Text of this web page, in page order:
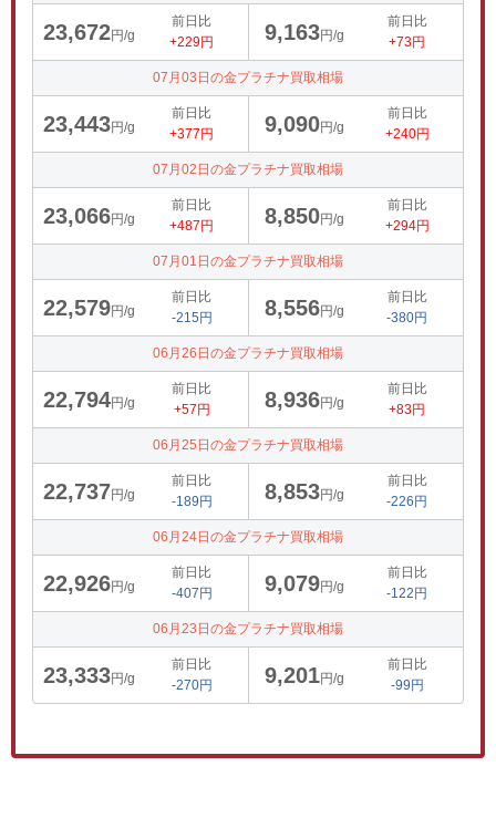
23,672円/g
前日比
+229円
9,163円/g
前日比
+73円
07月03日の金プラチナ買取相場
23,443円/g
前日比
+377円
9,090円/g
前日比
+240円
07月02日の金プラチナ買取相場
23,066円/g
前日比
+487円
8,850円/g
前日比
+294円
07月01日の金プラチナ買取相場
22,579円/g
前日比
-215円
8,556円/g
前日比
-380円
06月26日の金プラチナ買取相場
22,794円/g
前日比
+57円
8,936円/g
前日比
+83円
06月25日の金プラチナ買取相場
22,737円/g
前日比
-189円
8,853円/g
前日比
-226円
06月24日の金プラチナ買取相場
22,926円/g
前日比
-407円
9,079円/g
前日比
-122円
06月23日の金プラチナ買取相場
23,333円/g
前日比
-270円
9,201円/g
前日比
-99円